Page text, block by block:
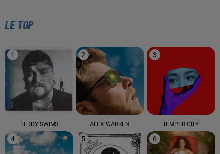
LE TOP
1
TEDDY SWIMS
2
ALEX WARREN
3
TEMPER CITY
4 5 6